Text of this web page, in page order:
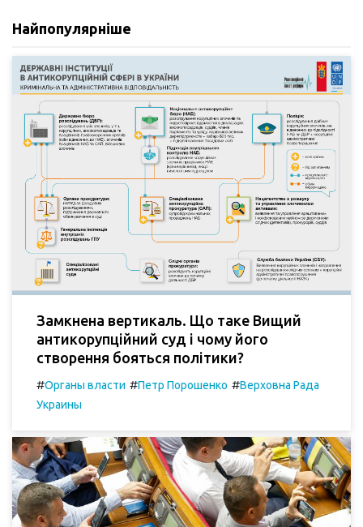
Найпопулярніше
Замкнена вертикаль. Що таке Вищий
антикорупційний суд і чому його
створення бояться політики?
#Органы власти #Петр Порошенко #Верховна Рада
Украины